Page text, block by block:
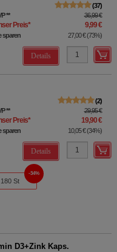
37
** 36,99 €
Preis* 9,99 €
sparen 27,00 €(73%)
Details
2
** 29,95 €
Preis* 19,90 €
sparen 10,05 €(34%)
Details
180 St
34%
D3+Zink Kaps.